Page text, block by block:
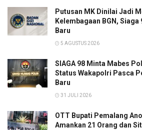
Putusan MK Dinilai Jadi
Kelembagaan BGN,
Baru
5 AGUSTUS 2026
SIAGA 98 Minta Mabes
Status Wakapolri Pasca
Baru
31 JULI 2026
OTT Bupati Pemalang
Amankan 21 Orang dan